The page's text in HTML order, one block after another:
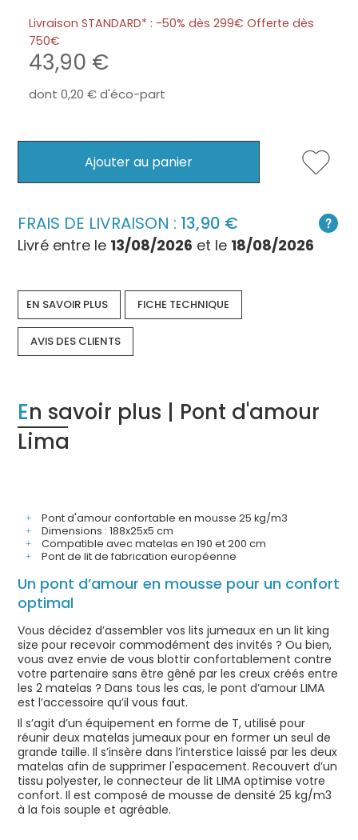
Livraison STANDARD* : -50% dès 299€ Offerte dès
750
43,90
dont 0,20d'éco-part
Ajouter au panier
FRAIS DE LIVRAISON : 13,90
Livré entre le 13/08/2026 et le 18/08/2026
EN SAVOIR PLUS FICHE TECHNIQUE
AVIS DES CLIENTS
En savoir plus | Pont d'amour
Lima
Pont d'amour confortable en mousse 25 kg/m3
Dimensions : 188x25x5 cm
Compatible avec matelas en 190 et 200 cm
Pont de lit de fabrication européenne
Un pont d’amour en mousse pour un confort
optimal
Vous décidez d’assembler vos lits jumeaux en un lit king
size pour recevoir commodément des invités ? Ou bien,
vous avez envie de vous blottir confortablement contre
votre partenaire sans être gêné par les creux créés entre
les 2 matelas ? Dans tous les cas, le pont d’amour LIMA
est l’accessoire qu’il vous faut.
Il s’agit d’un équipement en forme de T, utilisé pour
réunir deux matelas jumeaux pour en former un seul de
grande taille. Il s’insère dans l’interstice laissé par les deux
matelas afin de supprimer l'espacement. Recouvert d’un
tissu polyester, le connecteur de lit LIMA optimise votre
confort. Il est composé de mousse de densité 25 kg/m3
à la fois souple et agréable.